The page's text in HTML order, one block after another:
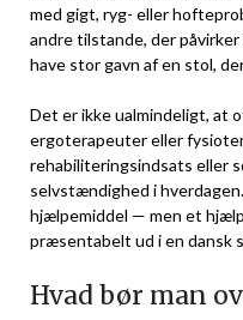
med gigt, ryg- eller
andre tilstande, der
have stor gavn af en stol,
Det er ikke ualmindeligt, at
ergoterapeuter eller
rehabiliteringsindsats eller
selvstændighed i
hjælpemiddel — men et
præsentabelt ud i en dansk
Hvad bør man